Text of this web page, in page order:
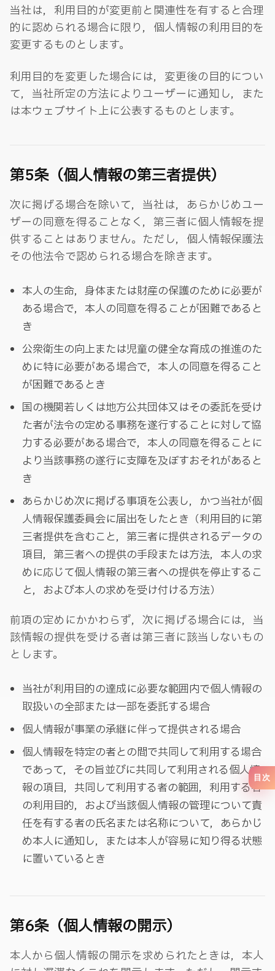
当社は，利用目的が変更前と関連性を有すると合理
的に認められる場合に限り，個人情報の利用目的を
変更するものとします。
利用目的を変更した場合には，変更後の目的につい
て，当社所定の方法によりユーザーに通知し，また
は本ウェブサイト上に公表するものとします。
第5条（個人情報の第三者提供）
次に掲げる場合を除いて，当社は，あらかじめユー
ザーの同意を得ることなく，第三者に個人情報を提
供することはありません。ただし，個人情報保護法
その他法令で認められる場合を除きます。
本人の生命，身体または財産の保護のために必要が
ある場合で，本人の同意を得ることが困難であると
き
公衆衛生の向上または児童の健全な育成の推進のた
めに特に必要がある場合で，本人の同意を得ること
が困難であるとき
国の機関若しくは地方公共団体又はその委託を受け
た者が法令の定める事務を遂行することに対して協
力する必要がある場合で，本人の同意を得ることに
より当該事務の遂行に支障を及ぼすおそれがあると
き
あらかじめ次に掲げる事項を公表し，かつ当社が個
人情報保護委員会に届出をしたとき（利用目的に第
三者提供を含むこと，第三者に提供されるデータの
項目，第三者への提供の手段または方法，本人の求
めに応じて個人情報の第三者への提供を停止するこ
と，および本人の求めを受け付ける方法）
前項の定めにかかわらず，次に掲げる場合には，当
該情報の提供を受ける者は第三者に該当しないもの
とします。
当社が利用目的の達成に必要な範囲内で個人情報の
取扱いの全部または一部を委託する場合
個人情報が事業の承継に伴って提供される場合
個人情報を特定の者との間で共同して利用する場合
であって，その旨並びに共同して利用される個人情
報の項目，共同して利用する者の範囲，利用する者
の利用目的，および当該個人情報の管理について責
任を有する者の氏名または名称について，あらかじ
め本人に通知し，または本人が容易に知り得る状態
に置いているとき
第6条（個人情報の開示）
本人から個人情報の開示を求められたときは，本人
目次